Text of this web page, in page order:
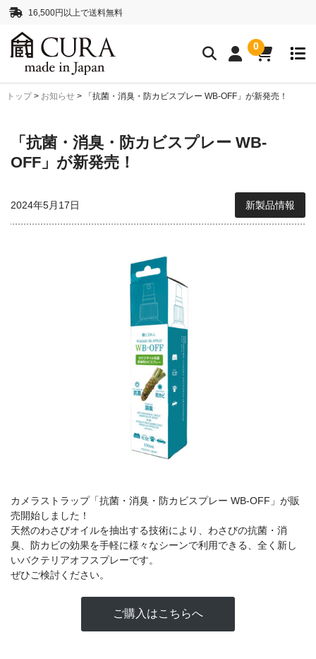
16,500円以上で送料無料
0
クリーニングアイテム
レンズクリーナー液
カメラストラップ
シルクロープストラッ
カメラポシェット
ボディブラシ
暗室不要の現像ボックス LAB-
BOX
カメラ露出計
ソフトレリーズ「小丸」 フィルムカメラ
ワンタイムカメラ
トップ> お知らせ> 「抗菌・消臭・防カビスプレー WB-OFF」が新発売！
「抗菌・消臭・防カビスプレー WB-
OFF」が新発売！
2024年5月17日 新製品情報
カメラストラップ「抗菌・消臭・防カビスプレー WB-OFF」が販
売開始しました！
天然のわさびオイルを抽出する技術により、わさびの抗菌・消
臭、防カビの効果を手軽に様々なシーンで利用できる、全く新し
いバクテリアオフスプレーです。
ぜひご検討ください。
ご購入はこちらへ